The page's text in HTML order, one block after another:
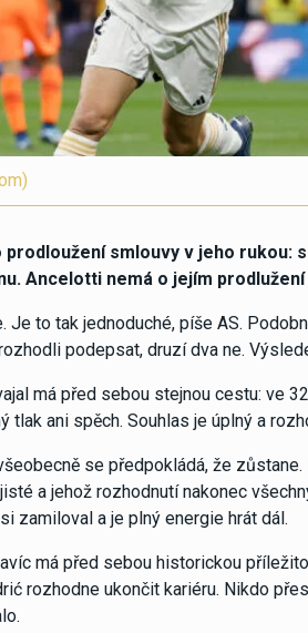
smlouvy v jeho rukou:
Ancelotti nemá o jejím prodlužení
Je to tak jednoduché, píše AS.
podepsat, druzí dva ne.
má před sebou stejnou cestu: ve
tlak ani spěch. Souhlas je úplný a
se předpokládá, že
a jehož rozhodnutí nakonec
zamiloval a je plný energie hrát dál.
má před sebou historickou
rozhodne ukončit kariéru. Nikdo